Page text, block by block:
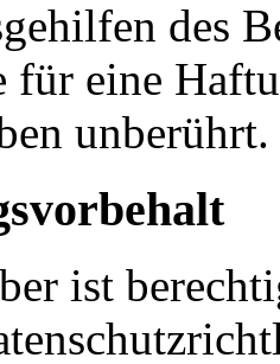
des
für eine
unberührt.
ist